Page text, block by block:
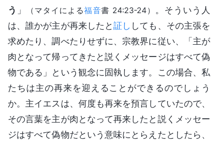
う 」 （マタイによる福音書 24:23-24）
。そういう人
は、誰かが主が再来したと証し しても、その主張を
求めたり、調べたりせずに、宗教界に従い、「主が
肉となって帰ってきたと説くメッセージはすべて偽
物である」という観念に固執します。この場合、私
たちは主の再来を迎えることができるのでしょう
か。主イエスは、何度も再来を預言していたので、
その言葉を主が肉となって再来したと説くメッセー
ジはすべて偽物だという意味にとらえたとしたら、